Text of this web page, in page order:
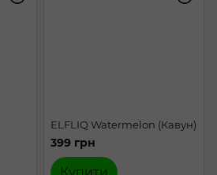
ELFLIQ Watermelon (Кавун)
399 грн